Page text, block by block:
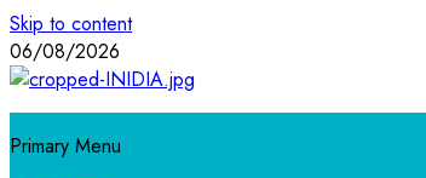
Skip to content
06/08/2026
Primary Menu